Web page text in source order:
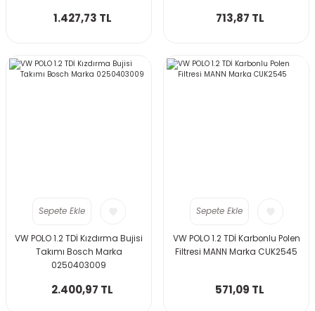
1.427,73 TL 713,87 TL
Sepete Ekle
VW POLO 1.2 TDİ Kızdırma Bujisi
Takımı Bosch Marka
0250403009
2.400,97 TL
Sepete Ekle
VW POLO 1.2 TDİ Karbonlu Polen
Filtresi MANN Marka CUK2545
571,09 TL